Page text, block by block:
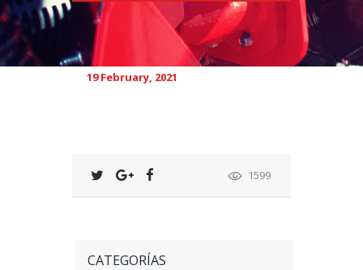
CONTACT
19 February, 2021
1599
CATEGORÍAS